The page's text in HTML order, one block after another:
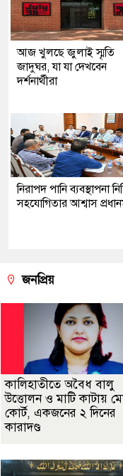
আজ খুলছে জুলাই স্মৃতি
জাদুঘর, যা যা দেখবেন
দর্শনার্থীরা
নিরাপদ পানি ব্যবস্থাপনা
সহযোগিতার আশ্বাস
জনপ্রিয়
কালিহাতীতে অবৈধ বালু
উত্তোলন ও মাটি কাটায়
কোর্ট, একজনের ২ দিনের
কারাদণ্ড